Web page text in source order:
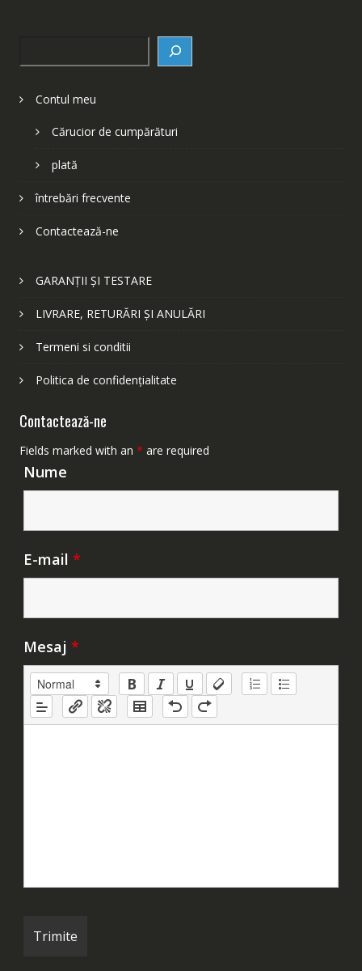
Contul meu
Cărucior de cumpărături
plată
întrebări frecvente
Contactează-ne
GARANȚII ȘI TESTARE
LIVRARE, RETURĂRI ȘI ANULĂRI
Termeni si conditii
Politica de confidențialitate
Contactează-ne
Fields marked with an * are required
Nume
E-mail *
Mesaj *